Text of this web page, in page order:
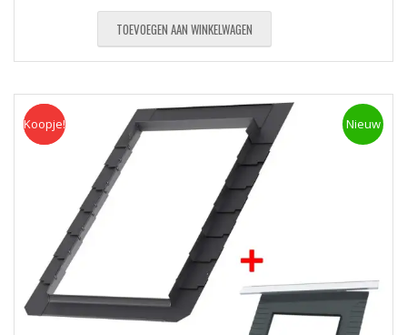
TOEVOEGEN AAN WINKELWAGEN
Koopje Nieuw
Koopje!